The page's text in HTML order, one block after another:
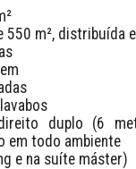
550 m², distribuída
duplo (6
em todo ambiente
e na suíte máster)